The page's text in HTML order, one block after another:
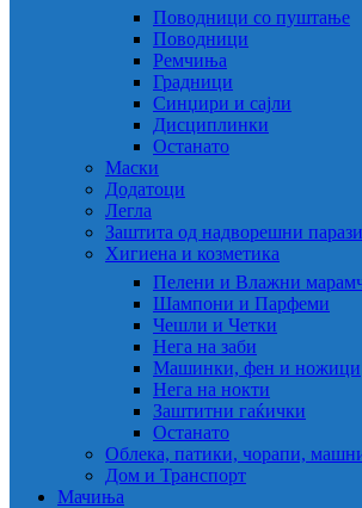
Поводници со пуштање
Поводници
Ремчиња
Градници
Синџири и сајли
Дисциплинки
Останато
Маски
Додатоци
Легла
Заштита од надворешни
Хигиена и козметика
Пелени и Влажни
Шампони и Парфеми
Чешли и Четки
Нега на заби
Машинки, фен и ножици
Нега на нокти
Заштитни гаќички
Останато
Облека, патики, чорапи,
Дом и Транспорт
Мачиња